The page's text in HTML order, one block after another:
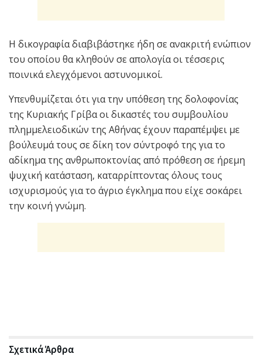
Η δικογραφία διαβιβάστηκε ήδη σε ανακριτή ενώπιον
του οποίου θα κληθούν σε απολογία οι τέσσερις
ποινικά ελεγχόμενοι αστυνομικοί.
Υπενθυμίζεται ότι για την υπόθεση της δολοφονίας
της Κυριακής Γρίβα οι δικαστές του συμβουλίου
πλημμελειοδικών της Αθήνας έχουν παραπέμψει με
βούλευμά τους σε δίκη τον σύντροφό της για το
αδίκημα της ανθρωποκτονίας από πρόθεση σε ήρεμη
ψυχική κατάσταση, καταρρίπτοντας όλους τους
ισχυρισμούς για το άγριο έγκλημα που είχε σοκάρει
την κοινή γνώμη.
ΣχετικάΆρθρα